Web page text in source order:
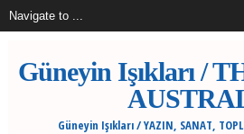
Güneyin Işıkları /
Güneyin Işıkları / YAZIN, SANAT,